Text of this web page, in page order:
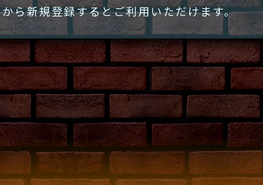
から新規登録するとご利用いただけます。